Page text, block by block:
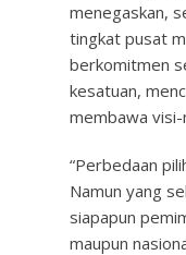
menegaskan,
tingkat pusat
berkomitmen
kesatuan,
membawa visi-
“Perbedaan
Namun yang
siapapun
maupun